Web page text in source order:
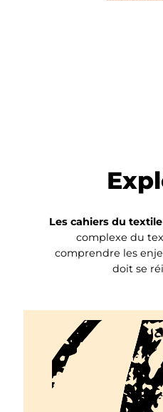
Les cahiers du textile
complexe du
comprendre les
doit se